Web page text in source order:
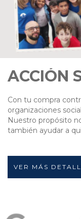
ACCIÓN
Con tu compra
organizaciones
Nuestro propósito
también ayudar a
VER MÁS